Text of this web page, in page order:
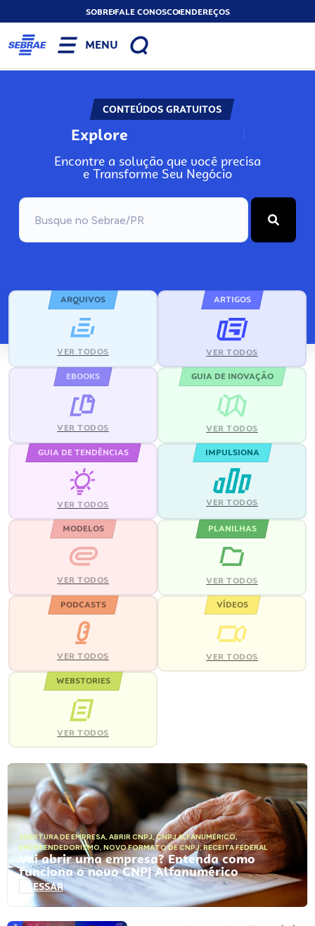
SOBREFALE CONOSCOENDEREÇOS
MENU
CONTEÚDOS GRATUITOS
Explore N
Encontre a solução que você precisa
e Transforme Seu Negócio
ARQUIVOS
VER TODOS
ARTIGOS
VER TODOS
EBOOKS
VER TODOS
GUIA DE INOVAÇÃO
VER TODOS
GUIA DE TENDÊNCIAS
VER TODOS
IMPULSIONA
VER TODOS
MODELOS
VER TODOS
PLANILHAS
VER TODOS
PODCASTS
VER TODOS
VÍDEOS
VER TODOS
WEBSTORIES
VER TODOS
ABERTURA DE EMPRESA, ABRIR CNPJ,CNPJ ALFANUMÉRICO,
EMPREENDEDORISMO, NOVO FORMATO DE CNPJ,RECEITA FEDERAL
Vai abrir uma empresa? Entenda como
funciona o novo CNPJ Alfanumérico
ACESSAR